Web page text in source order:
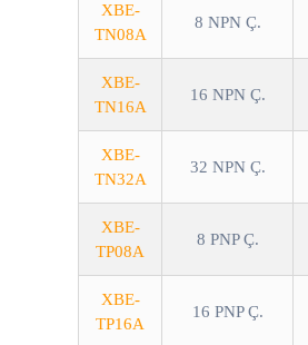
XBE-
TN08A
8 NPN Ç.
XBE-
TN16A
16 NPN Ç.
XBE-
TN32A
32 NPN Ç.
XBE-
TP08A
8 PNP Ç.
XBE-
TP16A
16 PNP Ç.